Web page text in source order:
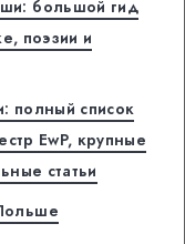
большой гид
поэзии и
полный список
EwP, крупные
статьи